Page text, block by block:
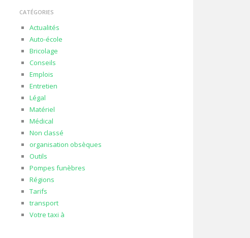
CATÉGORIES
Actualités
Auto-école
Bricolage
Conseils
Emplois
Entretien
Légal
Matériel
Médical
Non classé
organisation obsèques
Outils
Pompes funèbres
Régions
Tarifs
transport
Votre taxi à